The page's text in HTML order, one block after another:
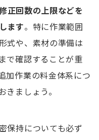
正回数の上限などを
ます。特に作業範囲
式や、素材の準備は
で確認することが重
加作業の料金体系につ
きましょう。
保持についても必ず